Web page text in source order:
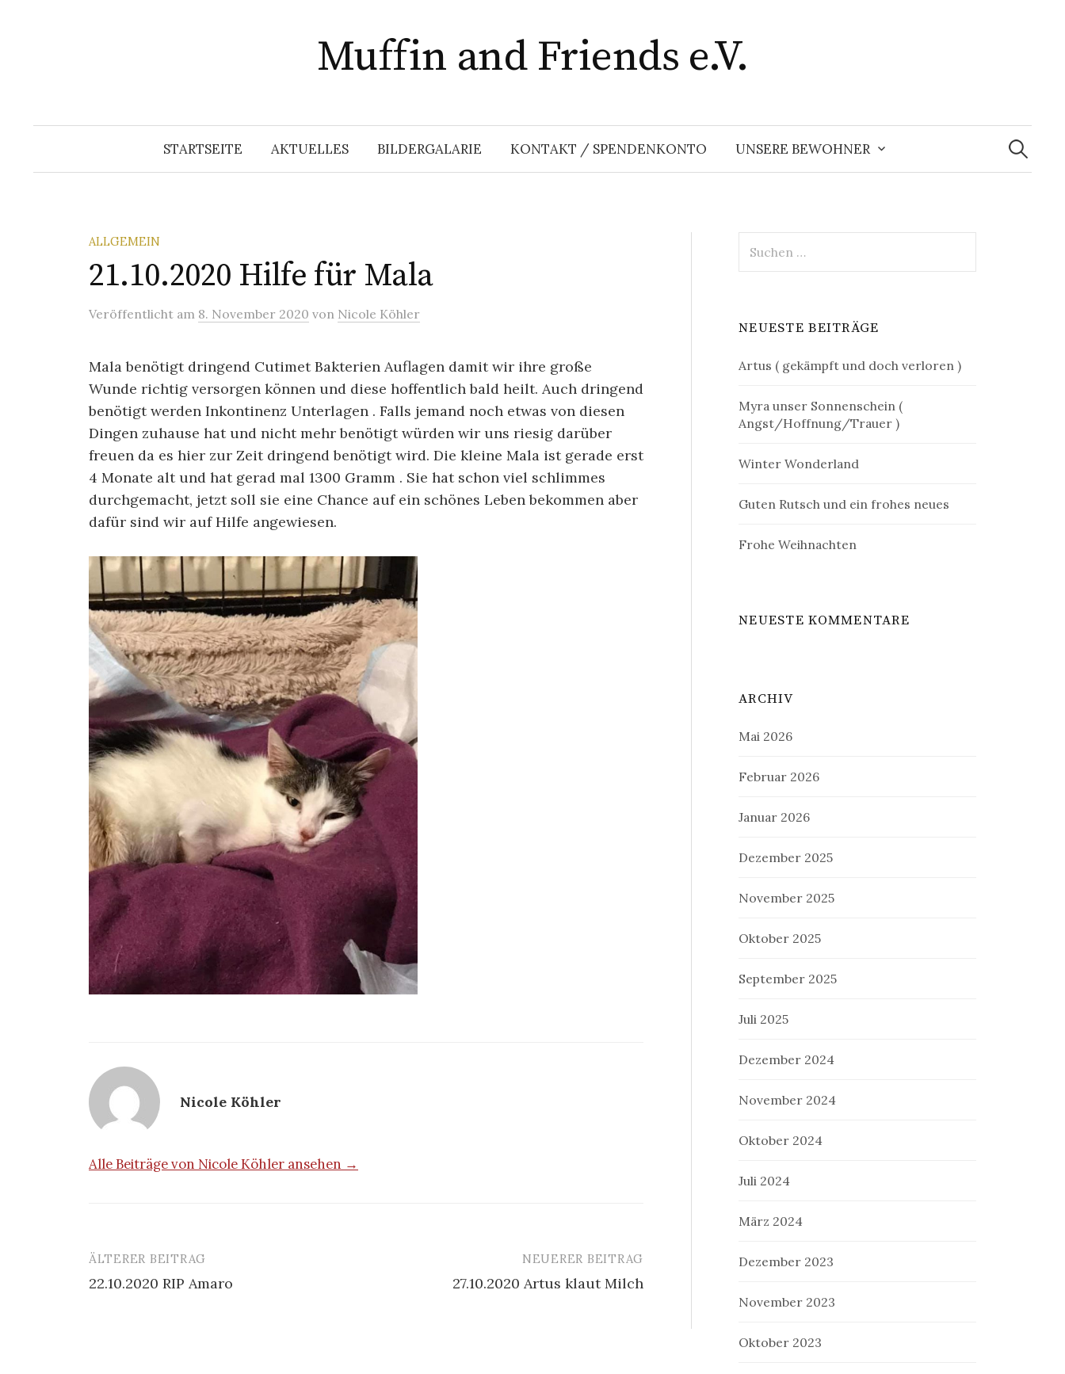
Muffin and Friends e.V.
STARTSEITE AKTUELLES BILDERGALARIE KONTAKT / SPENDENKONTO UNSERE BEWOHNER
Suchen
nach:
ALLGEMEIN
21.10.2020 Hilfe für Mala
Veröffentlicht am 8. November 2020 von Nicole Köhler
Mala benötigt dringend Cutimet Bakterien Auflagen damit wir ihre große
Wunde richtig versorgen können und diese hoffentlich bald heilt. Auch dringend
benötigt werden Inkontinenz Unterlagen . Falls jemand noch etwas von diesen
Dingen zuhause hat und nicht mehr benötigt würden wir uns riesig darüber
freuen da es hier zur Zeit dringend benötigt wird. Die kleine Mala ist gerade erst
4 Monate alt und hat gerad mal 1300 Gramm . Sie hat schon viel schlimmes
durchgemacht, jetzt soll sie eine Chance auf ein schönes Leben bekommen aber
dafür sind wir auf Hilfe angewiesen.
Nicole Köhler
Alle Beiträge von Nicole Köhler ansehen →
Beitrags-
Navigation
ÄLTERER BEITRAG
22.10.2020 RIP Amaro
NEUERER BEITRAG
27.10.2020 Artus klaut Milch
nach:
NEUESTE BEITRÄGE
Artus ( gekämpft und doch verloren )
Myra unser Sonnenschein (
Angst/Hoffnung/Trauer )
Winter Wonderland
Guten Rutsch und ein frohes neues
Frohe Weihnachten
NEUESTE KOMMENTARE
ARCHIV
Mai 2026
Februar 2026
Januar 2026
Dezember 2025
November 2025
Oktober 2025
September 2025
Juli 2025
Dezember 2024
November 2024
Oktober 2024
Juli 2024
März 2024
Dezember 2023
November 2023
Oktober 2023